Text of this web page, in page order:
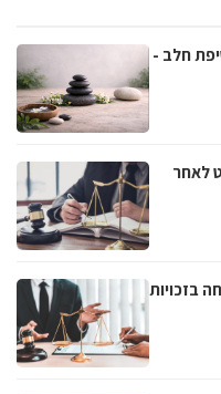
חלב -
לאחר
בזכויות